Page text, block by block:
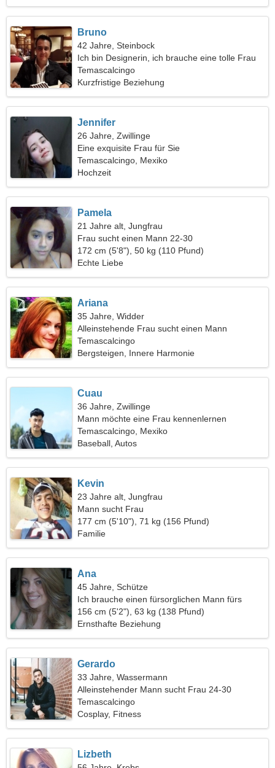
Bruno
42 Jahre, Steinbock
Ich bin Designerin, ich brauche eine tolle Frau
Temascalcingo
Kurzfristige Beziehung
Jennifer
26 Jahre, Zwillinge
Eine exquisite Frau für Sie
Temascalcingo, Mexiko
Hochzeit
Pamela
21 Jahre alt, Jungfrau
Frau sucht einen Mann 22-30
172 cm (5'8"), 50 kg (110 Pfund)
Echte Liebe
Ariana
35 Jahre, Widder
Alleinstehende Frau sucht einen Mann
Temascalcingo
Bergsteigen, Innere Harmonie
Cuau
36 Jahre, Zwillinge
Mann möchte eine Frau kennenlernen
Temascalcingo, Mexiko
Baseball, Autos
Kevin
23 Jahre alt, Jungfrau
Mann sucht Frau
177 cm (5'10"), 71 kg (156 Pfund)
Familie
Ana
45 Jahre, Schütze
Ich brauche einen fürsorglichen Mann fürs
Leben
156 cm (5'2"), 63 kg (138 Pfund)
Ernsthafte Beziehung
Gerardo
33 Jahre, Wassermann
Alleinstehender Mann sucht Frau 24-30
Temascalcingo
Cosplay, Fitness
Lizbeth